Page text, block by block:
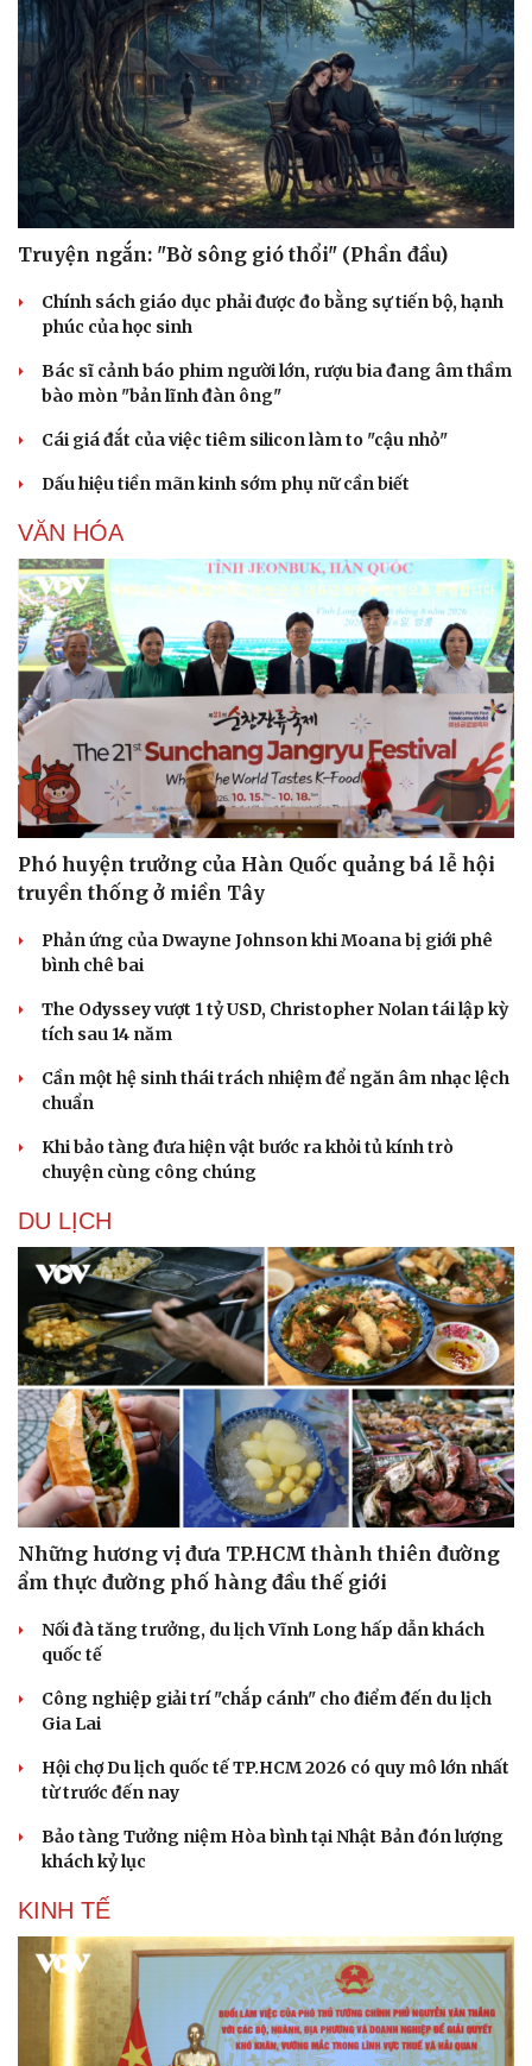
Du lịch
Săn Tour
check-in
Podcast
Đọc truyện đêm khuya
Hạt giống tâm hồn
Truyện ngắn: "Bờ sông gió thổi" (Phần đầu)
Chính sách giáo dục phải được đo bằng sự tiến bộ, hạnh
phúc của học sinh
Bác sĩ cảnh báo phim người lớn, rượu bia đang âm thầm
bào mòn "bản lĩnh đàn ông"
Cái giá đắt của việc tiêm silicon làm to "cậu nhỏ"
Dấu hiệu tiền mãn kinh sớm phụ nữ cần biết
VĂN HÓA
Phó huyện trưởng của Hàn Quốc quảng bá lễ hội
truyền thống ở miền Tây
Phản ứng của Dwayne Johnson khi Moana bị giới phê
bình chê bai
The Odyssey vượt 1 tỷ USD, Christopher Nolan tái lập kỳ
tích sau 14 năm
Cần một hệ sinh thái trách nhiệm để ngăn âm nhạc lệch
chuẩn
Khi bảo tàng đưa hiện vật bước ra khỏi tủ kính trò
chuyện cùng công chúng
DU LỊCH
Những hương vị đưa TP.HCM thành thiên đường
ẩm thực đường phố hàng đầu thế giới
Nối đà tăng trưởng, du lịch Vĩnh Long hấp dẫn khách
quốc tế
Công nghiệp giải trí "chắp cánh" cho điểm đến du lịch
Gia Lai
Hội chợ Du lịch quốc tế TP.HCM 2026 có quy mô lớn nhất
từ trước đến nay
Bảo tàng Tưởng niệm Hòa bình tại Nhật Bản đón lượng
khách kỷ lục
KINH TẾ